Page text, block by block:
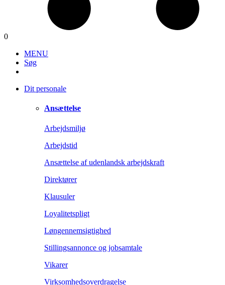
0
MENU
Søg
Dit personale
Ansættelse
Arbejdsmiljø
Arbejdstid
Ansættelse af udenlandsk arbejdskraft
Direktører
Klausuler
Loyalitetspligt
Løngennemsigtighed
Stillingsannonce og jobsamtale
Vikarer
Virksomhedsoverdragelse